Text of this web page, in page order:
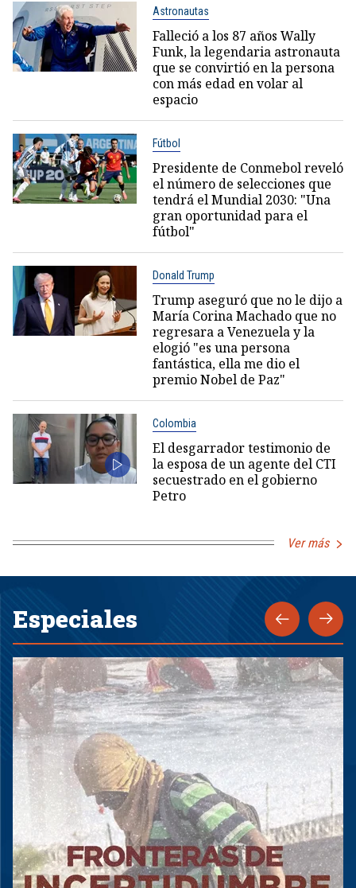
Astronautas
Falleció a los 87 años Wally
Funk, la legendaria astronauta
que se convirtió en la persona
con más edad en volar al
espacio
Fútbol
Presidente de Conmebol reveló
el número de selecciones que
tendrá el Mundial 2030: "Una
gran oportunidad para el
fútbol"
Donald Trump
Trump aseguró que no le dijo a
María Corina Machado que no
regresara a Venezuela y la
elogió "es una persona
fantástica, ella me dio el
premio Nobel de Paz"
Colombia
El desgarrador testimonio de
la esposa de un agente del CTI
secuestrado en el gobierno
Petro
Ver más
Especiales